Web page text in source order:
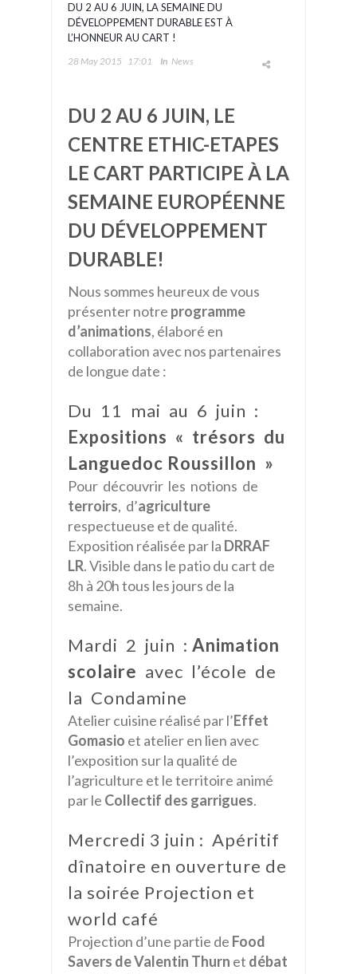
DU 2 AU 6 JUIN, LA SEMAINE DU
DÉVELOPPEMENT DURABLE EST À
L’HONNEUR AU CART !
28 May 2015 17:01 In News
DU 2 AU 6 JUIN, LE
CENTRE ETHIC-ETAPES
LE CART PARTICIPE À LA
SEMAINE EUROPÉENNE
DU DÉVELOPPEMENT
DURABLE!
Nous sommes heureux de vous
présenter notre programme
d’animations, élaboré en
collaboration avec nos partenaires
de longue date :
Du 11 mai au 6 juin :
Expositions « trésors du
Languedoc Roussillon »
Pour découvrir les notions de
terroirs, d’agriculture
respectueuse et de qualité.
Exposition réalisée par la DRRAF
LR. Visible dans le patio du cart de
8h à 20h tous les jours de la
semaine.
Mardi 2 juin : Animation
scolaire avec l’école de
la Condamine
Atelier cuisine réalisé par l’Effet
Gomasio et atelier en lien avec
l’exposition sur la qualité de
l’agriculture et le territoire animé
par le Collectif des garrigues.
Mercredi 3 juin : Apéritif
dînatoire en ouverture de
la soirée Projection et
world café
Projection d’une partie de Food
Savers de Valentin Thurn et débat